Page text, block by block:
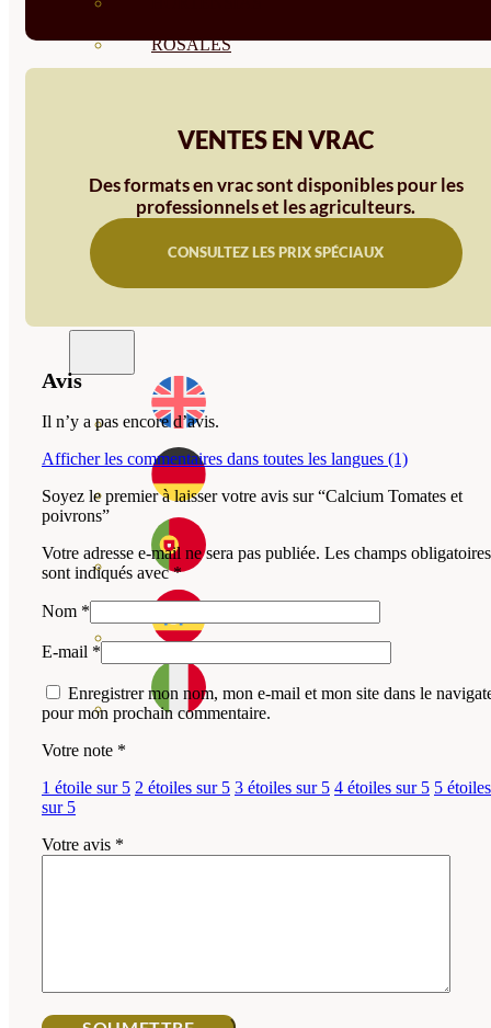
ROSALES
BLOG ECO
CONTACT
VENTES EN VRAC
Des formats en vrac sont disponibles pour les
professionnels et les agriculteurs.
CONSULTEZ LES PRIX SPÉCIAUX
Avis
Il n’y a pas encore d’avis.
Afficher les commentaires dans toutes les langues (1)
Soyez le premier à laisser votre avis sur “Calcium Tomates et
poivrons”
Votre adresse e-mail ne sera pas publiée. Les champs obligatoires
sont indiqués avec*
Nom *
E-mail *
Enregistrer mon nom, mon e-mail et mon site dans le
pour mon prochain commentaire.
Votre note *
1 étoile sur 5 2 étoiles sur 5 3 étoiles sur 5 4 étoiles sur 5 5 étoiles
sur 5
Votre avis *